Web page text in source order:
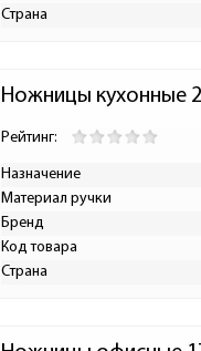
Страна
Ножницы кухонные
Рейтинг:
Назначение
Материал ручки
Бренд
Код товара
Страна